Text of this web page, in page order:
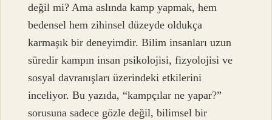
değil mi? Ama aslında kamp yapmak, hem
bedensel hem zihinsel düzeyde oldukça
karmaşık bir deneyimdir. Bilim insanları uzun
süredir kampın insan psikolojisi, fizyolojisi ve
sosyal davranışları üzerindeki etkilerini
inceliyor. Bu yazıda, “kampçılar ne yapar?”
sorusuna sadece gözle değil, bilimsel bir